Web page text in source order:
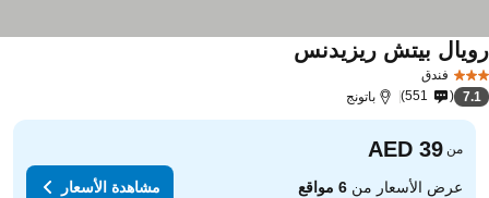
فندق
بيتش ريزيدنسمشاهدة الأسعار
7.1
551 باتونج
من
عرض الأسعار من6 مواقع مشاهدة الأسعار